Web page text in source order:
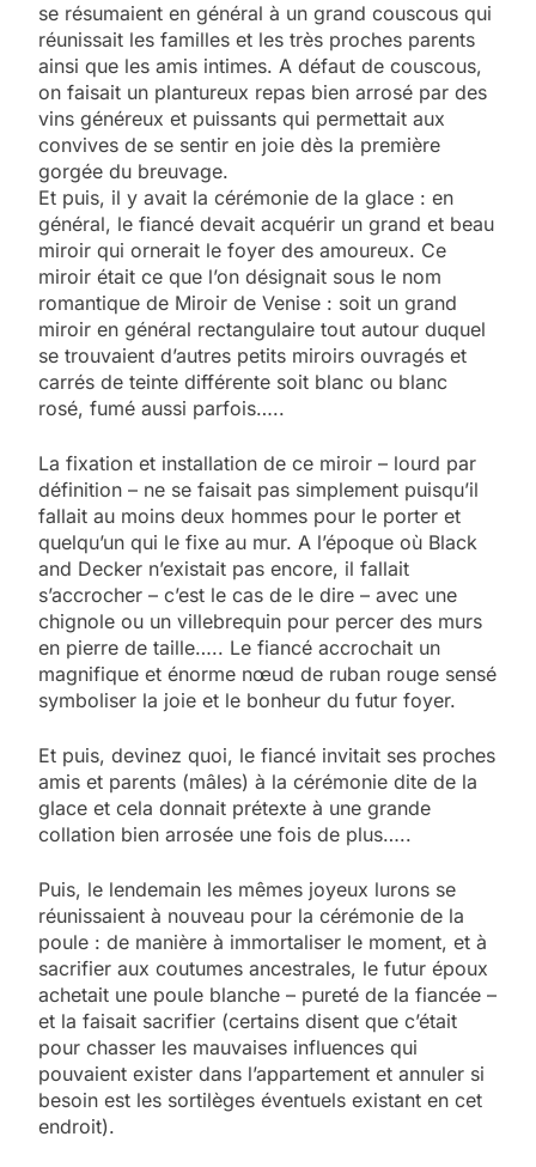
se résumaient en général à un grand couscous qui
réunissait les familles et les très proches parents
ainsi que les amis intimes. A défaut de couscous,
on faisait un plantureux repas bien arrosé par des
vins généreux et puissants qui permettait aux
convives de se sentir en joie dès la première
gorgée du breuvage.
Et puis, il y avait la cérémonie de la glace : en
général, le fiancé devait acquérir un grand et beau
miroir qui ornerait le foyer des amoureux. Ce
miroir était ce que l’on désignait sous le nom
romantique de Miroir de Venise : soit un grand
miroir en général rectangulaire tout autour duquel
se trouvaient d’autres petits miroirs ouvragés et
carrés de teinte différente soit blanc ou blanc
rosé, fumé aussi parfois…..
La fixation et installation de ce miroir – lourd par
définition – ne se faisait pas simplement puisqu’il
fallait au moins deux hommes pour le porter et
quelqu’un qui le fixe au mur. A l’époque où Black
and Decker n’existait pas encore, il fallait
s’accrocher – c’est le cas de le dire – avec une
chignole ou un villebrequin pour percer des murs
en pierre de taille….. Le fiancé accrochait un
magnifique et énorme nœud de ruban rouge sensé
symboliser la joie et le bonheur du futur foyer.
Et puis, devinez quoi, le fiancé invitait ses proches
amis et parents (mâles) à la cérémonie dite de la
glace et cela donnait prétexte à une grande
collation bien arrosée une fois de plus…..
Puis, le lendemain les mêmes joyeux lurons se
réunissaient à nouveau pour la cérémonie de la
poule : de manière à immortaliser le moment, et à
sacrifier aux coutumes ancestrales, le futur époux
achetait une poule blanche – pureté de la fiancée –
et la faisait sacrifier (certains disent que c’était
pour chasser les mauvaises influences qui
pouvaient exister dans l’appartement et annuler si
besoin est les sortilèges éventuels existant en cet
endroit).